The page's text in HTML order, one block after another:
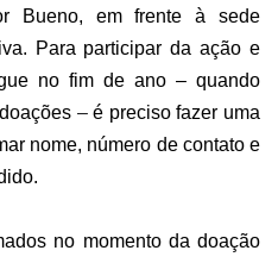
Bueno, em frente à sede
Para participar da ação e
no fim de ano – quando
–é preciso fazer uma
nome, número de contato e
no momento da doação